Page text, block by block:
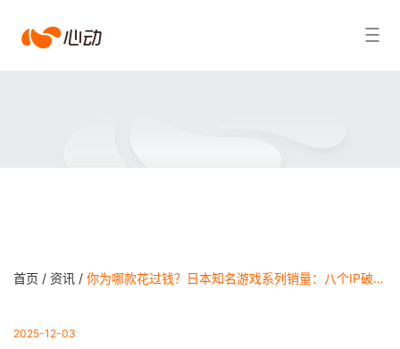
爱搜索结果
首页 / 资讯 / 你为哪款花过钱？日本知名游戏系列销量：八个IP破亿 - 爱游戏app体育
2025-12-03